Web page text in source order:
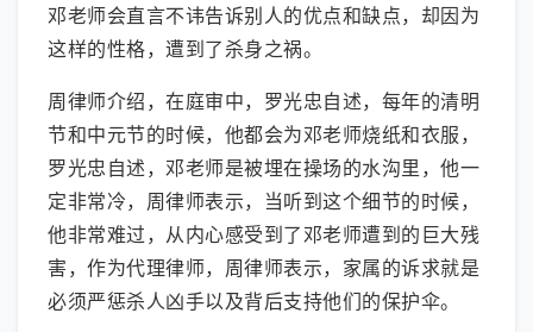
邓老师会直言不讳告诉别人的优点和缺点，却因为
这样的性格，遭到了杀身之祸。
周律师介绍，在庭审中，罗光忠自述，每年的清明
节和中元节的时候，他都会为邓老师烧纸和衣服，
罗光忠自述，邓老师是被埋在操场的水沟里，他一
定非常冷，周律师表示，当听到这个细节的时候，
他非常难过，从内心感受到了邓老师遭到的巨大残
害，作为代理律师，周律师表示，家属的诉求就是
必须严惩杀人凶手以及背后支持他们的保护伞。